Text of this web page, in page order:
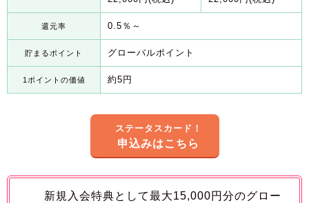
還元率 0.5％～
貯まるポイント グローバルポイント
1ポイントの価値 約5円
ステータスカード！
申込みはこちら
新規入会特典として最大15,000円分のグロー